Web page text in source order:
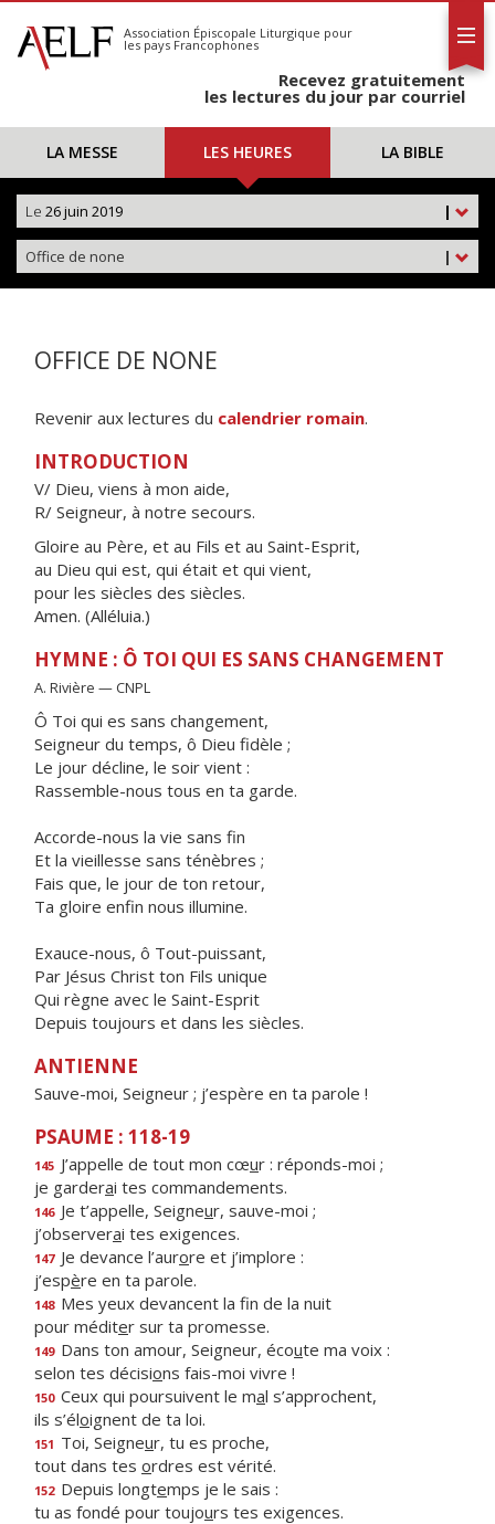
S'abonner
Calendrier
Association Épiscopale Liturgique pour
les pays Francophones
Recevez gratuitement
les lectures du jour par courriel
LA MESSE LES HEURES LA BIBLE
|
Le 26 juin 2019
|
Office de none
OFFICE DE NONE
Revenir aux lectures du calendrier romain.
INTRODUCTION
V/ Dieu, viens à mon aide,
R/ Seigneur, à notre secours.
Gloire au Père, et au Fils et au Saint-Esprit,
au Dieu qui est, qui était et qui vient,
pour les siècles des siècles.
Amen. (Alléluia.)
HYMNE : Ô TOI QUI ES SANS CHANGEMENT
A. Rivière — CNPL
Ô Toi qui es sans changement,
Seigneur du temps, ô Dieu fidèle ;
Le jour décline, le soir vient :
Rassemble-nous tous en ta garde.
Accorde-nous la vie sans fin
Et la vieillesse sans ténèbres ;
Fais que, le jour de ton retour,
Ta gloire enfin nous illumine.
Exauce-nous, ô Tout-puissant,
Par Jésus Christ ton Fils unique
Qui règne avec le Saint-Esprit
Depuis toujours et dans les siècles.
ANTIENNE
Sauve-moi, Seigneur ; j’espère en ta parole !
PSAUME : 118-19
145 J’appelle de tout mon cœur : réponds-moi ;
je garderai tes commandements.
146 Je t’appelle, Seigneur, sauve-moi ;
j’observerai tes exigences.
147 Je devance l’aurore et j’implore :
j’espère en ta parole.
148 Mes yeux devancent la fn de la nuit
pour méditer sur ta promesse.
149 Dans ton amour, Seigneur, écoute ma voix :
selon tes décisions fais-moi vivre !
150 Ceux qui poursuivent le mal s’approchent,
ils s’éloignent de ta loi.
151 Toi, Seigneur, tu es proche,
tout dans tes ordres est vérité.
152 Depuis longtemps je le sais :
tu as fondé pour toujours tes exigences.